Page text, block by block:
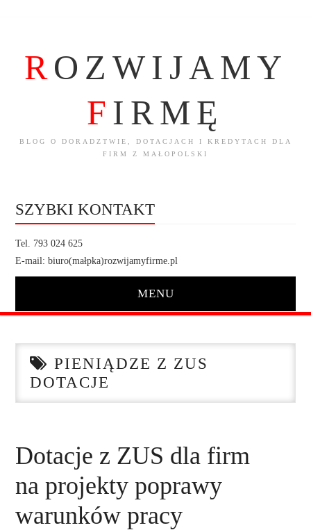
ROZWIJAMY
F IRMĘ
BLOG O DORADZTWIE, DOTACJACH I KREDYTACH DLA
FIRM Z MAŁOPOLSKI
SZYBKI KONTAKT
Tel. 793 024 625
E-mail: biuro(małpka)rozwijamyfirme.pl
MENU
O NAS
SZKOLENIA
ZADAJ PYTANIE
KONTAKT
PIENIĄDZE Z ZUS
DOTACJE
Dotacje z ZUS dla firm
na projekty poprawy
warunków pracy